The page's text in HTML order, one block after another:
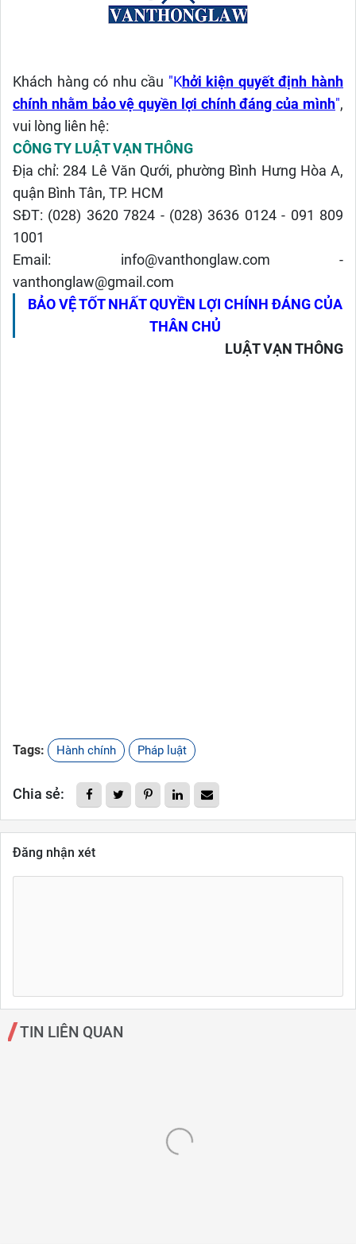
Khách hàng có nhu cầu "Khởi kiện quyết định hành
chính nhằm bảo vệ quyền lợi chính đáng của mình",
vui lòng liên hệ:
CÔNG TY LUẬT VẠN THÔNG
Địa chỉ: 284 Lê Văn Qưới, phường Bình Hưng Hòa A,
quận Bình Tân, TP. HCM
SĐT: (028) 3620 7824 - (028) 3636 0124 - 091 809
1001
Email: info@vanthonglaw.com -
vanthonglaw@gmail.com
BẢO VỆ TỐT NHẤT QUYỀN LỢI CHÍNH ĐÁNG CỦA
THÂN CHỦ
LUẬT VẠN THÔNG
Tags: Hành chính Pháp luật
Chia sẻ:
Đăng nhận xét
TIN LIÊN QUAN